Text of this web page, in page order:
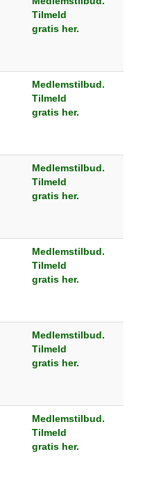
Tilmeld
gratis her.
Medlemstilbud.
Tilmeld
gratis her.
Medlemstilbud.
Tilmeld
gratis her.
Medlemstilbud.
Tilmeld
gratis her.
Medlemstilbud.
Tilmeld
gratis her.
Medlemstilbud.
Tilmeld
gratis her.